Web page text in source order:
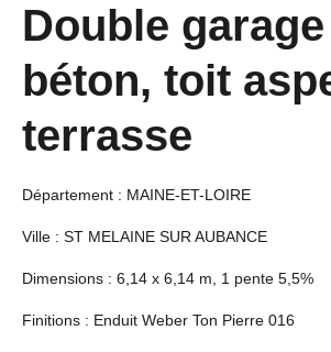
Double
béton, toit
terrasse
Département : MAINE-ET-LOIRE
Ville : ST MELAINE SUR AUBANCE
Dimensions : 6,14 x 6,14 m, 1 pente 5,5%
Finitions : Enduit Weber Ton Pierre 016